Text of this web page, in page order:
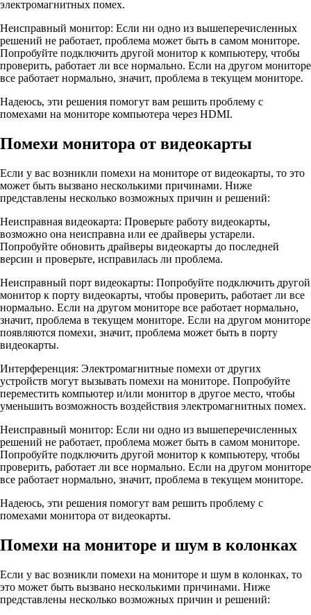
электромагнитных помех.
Неисправный монитор: Если ни одно из вышеперечисленных
решений не работает, проблема может быть в самом мониторе.
Попробуйте подключить другой монитор к компьютеру, чтобы
проверить, работает ли все нормально. Если на другом мониторе
все работает нормально, значит, проблема в текущем мониторе.
Надеюсь, эти решения помогут вам решить проблему с
помехами на мониторе компьютера через HDMI.
Помехи монитора от видеокарты
Если у вас возникли помехи на мониторе от видеокарты, то это
может быть вызвано несколькими причинами. Ниже
представлены несколько возможных причин и решений:
Неисправная видеокарта: Проверьте работу видеокарты,
возможно она неисправна или ее драйверы устарели.
Попробуйте обновить драйверы видеокарты до последней
версии и проверьте, исправилась ли проблема.
Неисправный порт видеокарты: Попробуйте подключить другой
монитор к порту видеокарты, чтобы проверить, работает ли все
нормально. Если на другом мониторе все работает нормально,
значит, проблема в текущем мониторе. Если на другом мониторе
появляются помехи, значит, проблема может быть в порту
видеокарты.
Интерференция: Электромагнитные помехи от других
устройств могут вызывать помехи на мониторе. Попробуйте
переместить компьютер и/или монитор в другое место, чтобы
уменьшить возможность воздействия электромагнитных помех.
Неисправный монитор: Если ни одно из вышеперечисленных
решений не работает, проблема может быть в самом мониторе.
Попробуйте подключить другой монитор к компьютеру, чтобы
проверить, работает ли все нормально. Если на другом мониторе
все работает нормально, значит, проблема в текущем мониторе.
Надеюсь, эти решения помогут вам решить проблему с
помехами монитора от видеокарты.
Помехи на мониторе и шум в колонках
Если у вас возникли помехи на мониторе и шум в колонках, то
это может быть вызвано несколькими причинами. Ниже
представлены несколько возможных причин и решений: